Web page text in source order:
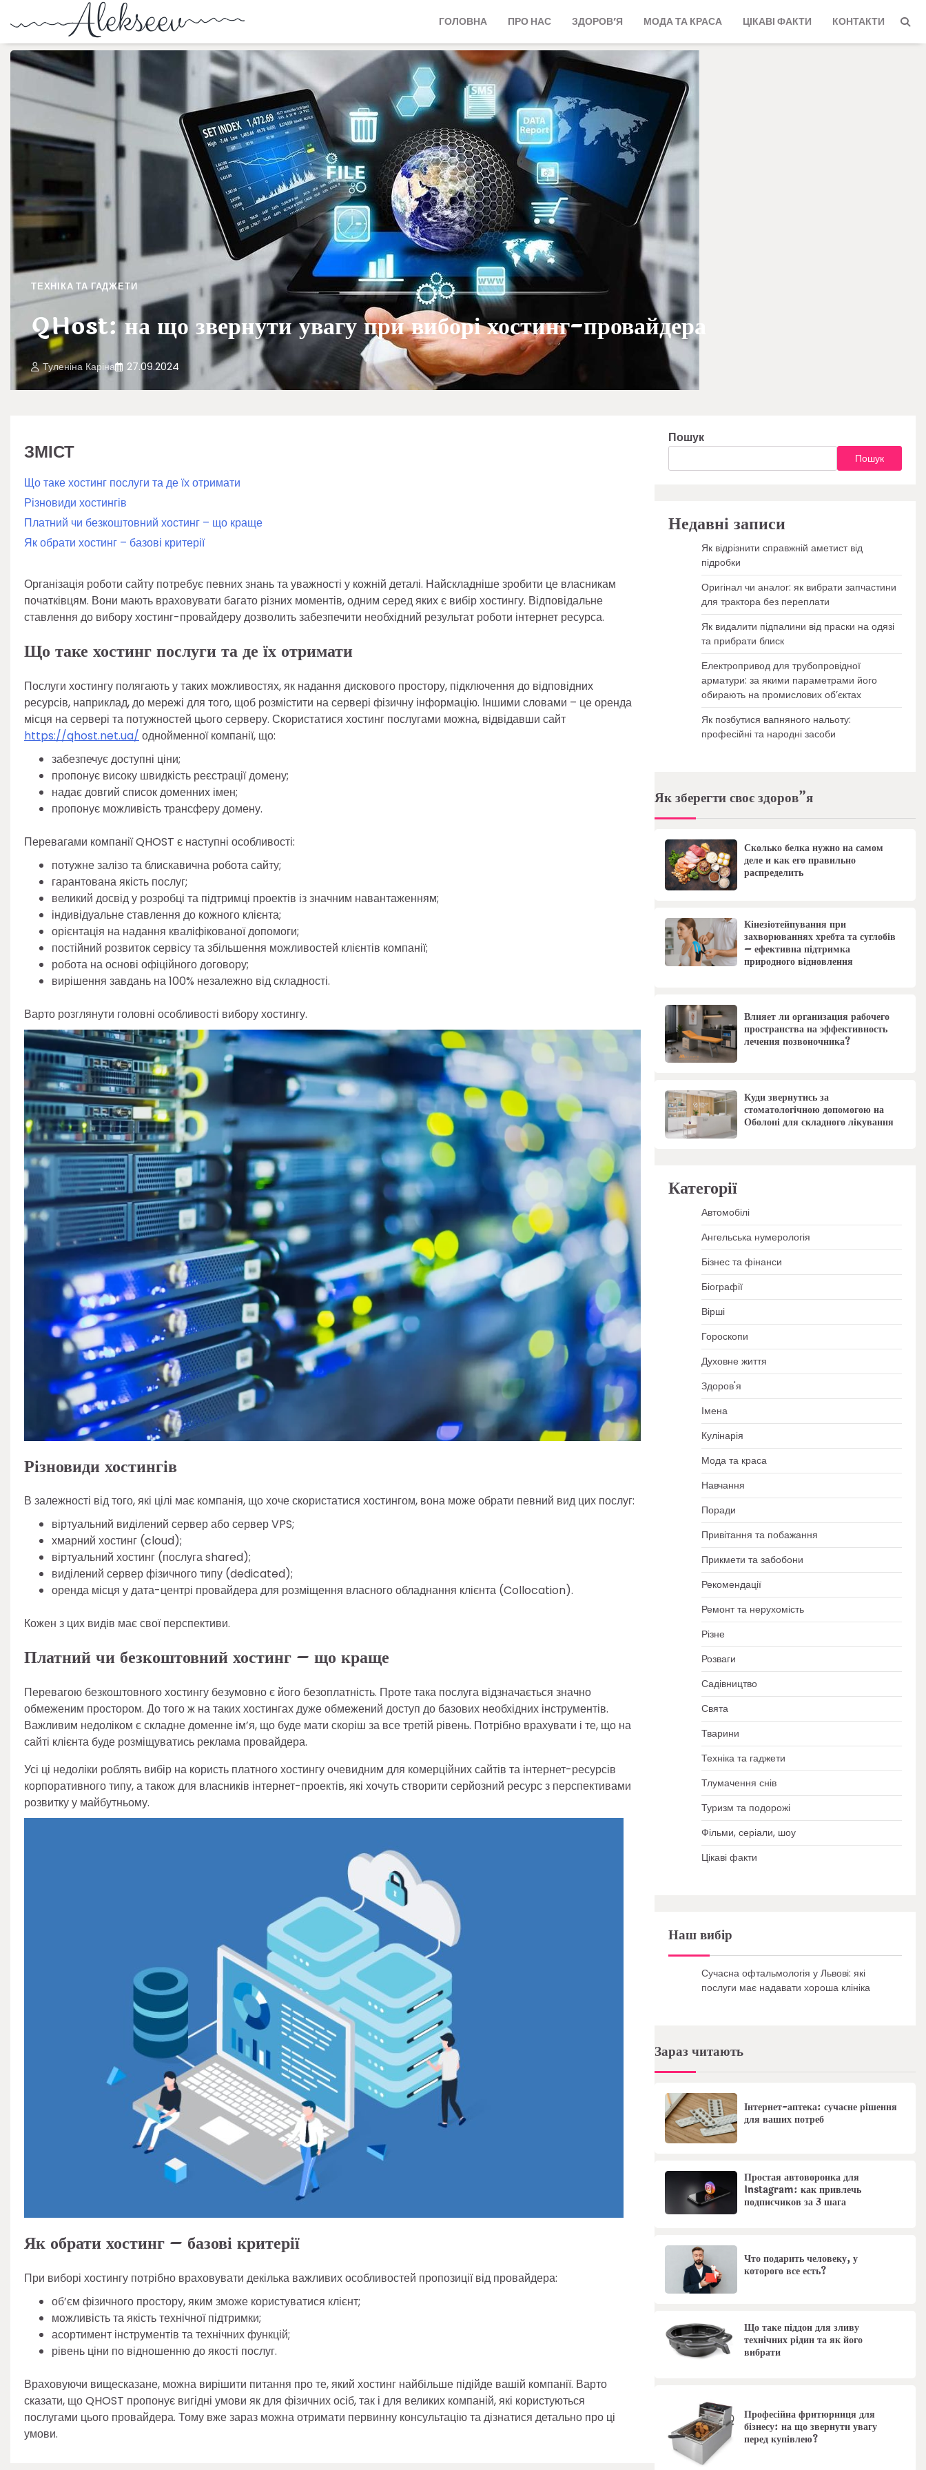
ГОЛОВНА ПРО НАС ЗДОРОВ’Я МОДА ТА КРАСА ЦІКАВІ ФАКТИ КОНТАКТИ
ТЕХНІКА ТА ГАДЖЕТИ
QHost: на що звернути увагу при виборі хостинг-провайдера
Туленіна Каріна 27.09.2024
ЗМІСТ
Що таке хостинг послуги та де їх отримати
Різновиди хостингів
Платний чи безкоштовний хостинг – що краще
Як обрати хостинг – базові критерії
Організація роботи сайту потребує певних знань та уважності у кожній деталі. Найскладніше зробити це власникам
початківцям. Вони мають враховувати багато різних моментів, одним серед яких є вибір хостингу. Відповідальне
ставлення до вибору хостинг-провайдеру дозволить забезпечити необхідний результат роботи інтернет ресурса.
Що таке хостинг послуги та де їх отримати
Послуги хостингу полягають у таких можливостях, як надання дискового простору, підключення до відповідних
ресурсів, наприклад, до мережі для того, щоб розмістити на сервері фізичну інформацію. Іншими словами – це оренда
місця на сервері та потужностей цього серверу. Скористатися хостинг послугами можна, відвідавши сайт
https://qhost.net.ua/ однойменної компанії, що:
забезпечує доступні ціни;
пропонує високу швидкість реєстрації домену;
надає довгий список доменних імен;
пропонує можливість трансферу домену.
Перевагами компанії QHOST є наступні особливості:
потужне залізо та блискавична робота сайту;
гарантована якість послуг;
великий досвід у розробці та підтримці проектів із значним навантаженням;
індивідуальне ставлення до кожного клієнта;
орієнтація на надання кваліфікованої допомоги;
постійний розвиток сервісу та збільшення можливостей клієнтів компанії;
робота на основі офіційного договору;
вирішення завдань на 100% незалежно від складності.
Варто розглянути головні особливості вибору хостингу.
Різновиди хостингів
В залежності від того, які цілі має компанія, що хоче скористатися хостингом, вона може обрати певний вид цих послуг:
віртуальний виділений сервер або сервер VPS;
хмарний хостинг (cloud);
віртуальний хостинг (послуга shared);
виділений сервер фізичного типу (dedicated);
оренда місця у дата-центрі провайдера для розміщення власного обладнання клієнта (Collocation).
Кожен з цих видів має свої перспективи.
Платний чи безкоштовний хостинг – що краще
Перевагою безкоштовного хостингу безумовно є його безоплатність. Проте така послуга відзначається значно
обмеженим простором. До того ж на таких хостингах дуже обмежений доступ до базових необхідних інструментів.
Важливим недоліком є складне доменне ім’я, що буде мати скоріш за все третій рівень. Потрібно врахувати і те, що на
сайті клієнта буде розміщуватись реклама провайдера.
Усі ці недоліки роблять вибір на користь платного хостингу очевидним для комерційних сайтів та інтернет-ресурсів
корпоративного типу, а також для власників інтернет-проектів, які хочуть створити серйозний ресурс з перспективами
розвитку у майбутньому.
Як обрати хостинг – базові критерії
При виборі хостингу потрібно враховувати декілька важливих особливостей пропозиції від провайдера:
об’єм фізичного простору, яким зможе користуватися клієнт;
можливість та якість технічної підтримки;
асортимент інструментів та технічних функцій;
рівень ціни по відношенню до якості послуг.
Враховуючи вищесказане, можна вирішити питання про те, який хостинг найбільше підійде вашій компанії. Варто
сказати, що QHOST пропонує вигідні умови як для фізичних осіб, так і для великих компаній, які користуються
послугами цього провайдера. Тому вже зараз можна отримати первинну консультацію та дізнатися детально про ці
умови.
Пошук
Пошук
Недавні записи
Як відрізнити справжній аметист від
підробки
Оригінал чи аналог: як вибрати запчастини
для трактора без переплати
Як видалити підпалини від праски на одязі
та прибрати блиск
Електропривод для трубопровідної
арматури: за якими параметрами його
обирають на промислових об’єктах
Як позбутися вапняного нальоту:
професійні та народні засоби
Як зберегти своє здоров”я
Сколько белка нужно на самом
деле и как его правильно
распределить
Кінезіотейпування при
захворюваннях хребта та суглобів
– ефективна підтримка
природного відновлення
Влияет ли организация рабочего
пространства на эффективность
лечения позвоночника?
Куди звернутись за
стоматологічною допомогою на
Оболоні для складного лікування
Категорії
Автомобілі
Ангельська нумерологія
Бізнес та фінанси
Біографії
Вірші
Гороскопи
Духовне життя
Здоров'я
Імена
Кулінарія
Мода та краса
Навчання
Поради
Привітання та побажання
Прикмети та забобони
Рекомендації
Ремонт та нерухомість
Різне
Розваги
Садівництво
Свята
Тварини
Техніка та гаджети
Тлумачення снів
Туризм та подорожі
Фільми, серіали, шоу
Цікаві факти
Наш вибір
Сучасна офтальмологія у Львові: які
послуги має надавати хороша клініка
Зараз читають
Інтернет-аптека: сучасне рішення
для ваших потреб
Простая автоворонка для
Instagram: как привлечь
подписчиков за 3 шага
Что подарить человеку, у
которого все есть?
Що таке піддон для зливу
технічних рідин та як його
вибрати
Професійна фритюрниця для
бізнесу: на що звернути увагу
перед купівлею?